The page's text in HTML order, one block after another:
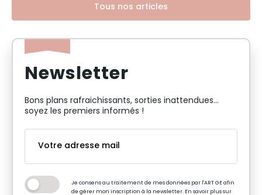
Tous nos articles
Newsletter
Bons plans rafraichissants, sorties inattendues…
soyez les premiers informés !
Je consens au traitement de mes données par l'ART GE afin
de gérer mon inscription à la newsletter. En savoir plus sur